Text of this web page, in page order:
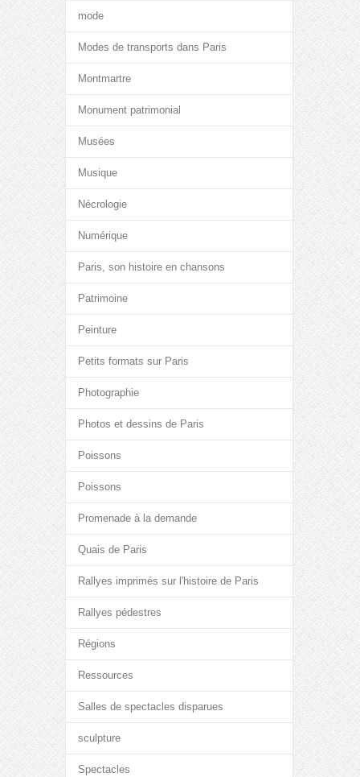
mode
Modes de transports dans Paris
Montmartre
Monument patrimonial
Musées
Musique
Nécrologie
Numérique
Paris, son histoire en chansons
Patrimoine
Peinture
Petits formats sur Paris
Photographie
Photos et dessins de Paris
Poissons
Poissons
Promenade à la demande
Quais de Paris
Rallyes imprimés sur l'histoire de Paris
Rallyes pédestres
Régions
Ressources
Salles de spectacles disparues
sculpture
Spectacles